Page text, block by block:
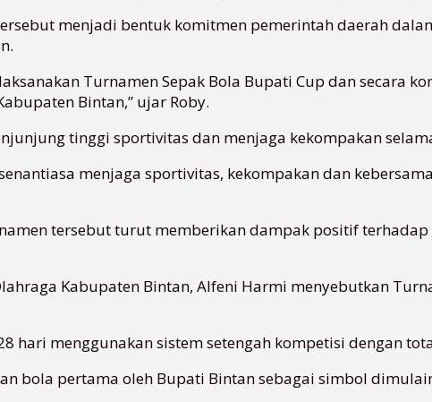
menjadi bentuk komitmen pemerintah daerah
Turnamen Sepak Bola Bupati Cup dan secara
Bintan,” ujar Roby.
tinggi sportivitas dan menjaga kekompakan
menjaga sportivitas, kekompakan dan
tersebut turut memberikan dampak positif
Kabupaten Bintan, Alfeni Harmi menyebutkan
hari menggunakan sistem setengah kompetisi dengan
bola pertama oleh Bupati Bintan sebagai simbol